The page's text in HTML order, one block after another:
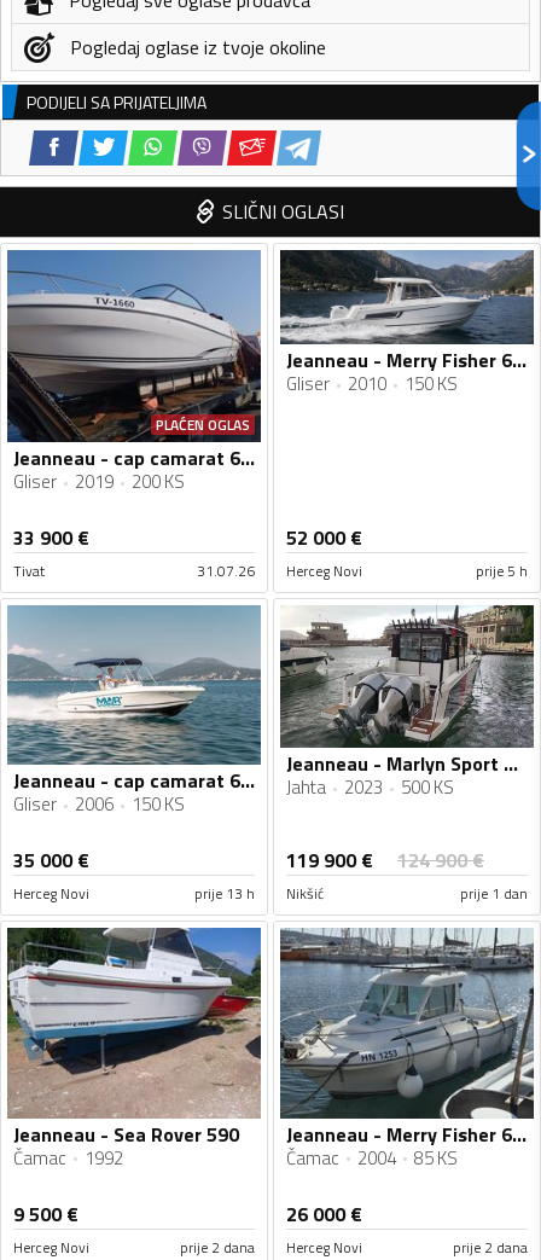
Pogledaj oglase iz tvoje okoline
PODIJELI SA PRIJATELJIMA
SLIČNI OGLASI
PLAĆEN OGLAS
Jeanneau - cap camarat 6.5 BR
Gliser 2019 200 KS
33 900€
Tivat 31.07.26
Jeanneau - Merry Fisher 645
Gliser 2010 150 KS
52 000€
Herceg Novi prije 5 h
Jeanneau - cap camarat 6.25
Gliser 2006 150 KS
35 000€
Herceg Novi prije 13 h
Jeanneau - Marlyn Sport 895
Jahta 2023 500 KS
119 900€ 124 900€
Nikšić prije 1 dan
Jeanneau - Sea Rover 590
Čamac 1992
9 500€
Herceg Novi prije 2 dana
Jeanneau - Merry Fisher 635
Čamac 2004 85 KS
26 000€
Herceg Novi prije 2 dana